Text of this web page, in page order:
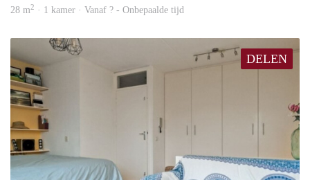
28 m2 · 1 kamer · Vanaf ? - Onbepaalde tijd
DELEN